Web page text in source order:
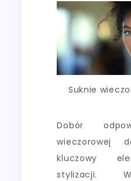
Suknie
Dobór
wieczorowej
kluczowy
stylizacji.